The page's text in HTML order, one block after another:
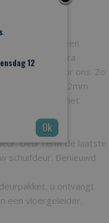
of wit. Heeft u een
dan een extra
zagen door ons. Zo
de afdekkap 2mm
opening om het
soepel en
Deur remt de laatste
schuifdeur. Benieuwd
u ontvangt
een vloergeleider.
.
12
Ok